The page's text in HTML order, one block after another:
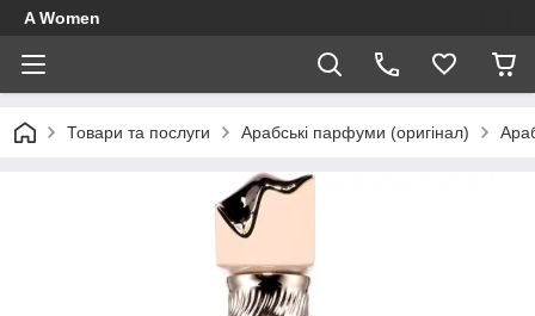
A Women
Товари та послуги Арабські парфуми (оригінал)